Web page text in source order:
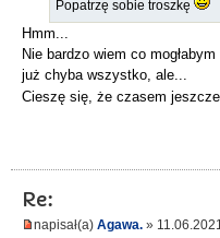
Popatrzę sobie troszkę
Hmm...
Nie bardzo wiem co
już chyba wszystko, ale...
Cieszę się, że czasem
Re:
napisał(a) Agawa. »